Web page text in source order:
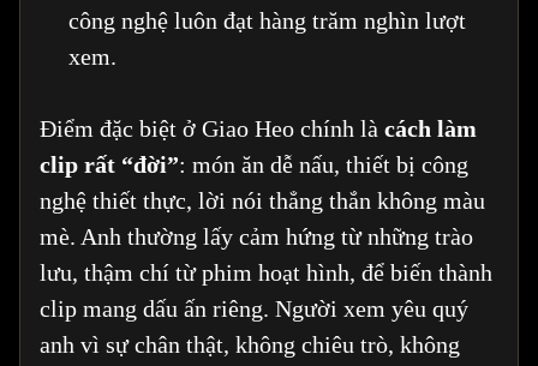
công nghệ luôn đạt hàng trăm nghìn lượt
xem.
Điểm đặc biệt ở Giao Heo chính là cách làm
clip rất “đời”: món ăn dễ nấu, thiết bị công
nghệ thiết thực, lời nói thẳng thắn không màu
mè. Anh thường lấy cảm hứng từ những trào
lưu, thậm chí từ phim hoạt hình, để biến thành
clip mang dấu ấn riêng. Người xem yêu quý
anh vì sự chân thật, không chiêu trò, không